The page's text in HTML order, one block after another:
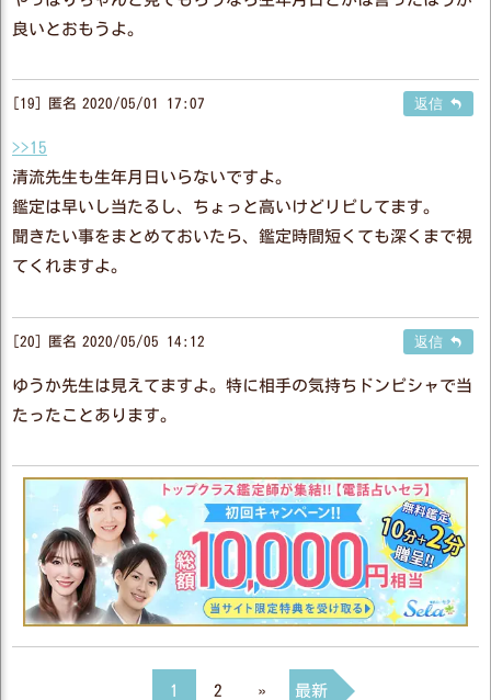
良いとおもうよ。
19 匿名 2020/05/01 17:07 返信
>>15
清流先生も生年月日いらないですよ。
鑑定は早いし当たるし、ちょっと高いけどリピしてます。
聞きたい事をまとめておいたら、鑑定時間短くても深くまで視
てくれますよ。
20 匿名 2020/05/05 14:12 返信
ゆうか先生は見えてますよ。特に相手の気持ちドンピシャで当
たったことあります。
1 2 » 最新